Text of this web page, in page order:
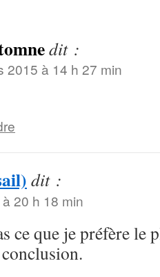
dit :
2015 à 14 h 27 min
dit :
20 h 18 min
ce que je préfère le